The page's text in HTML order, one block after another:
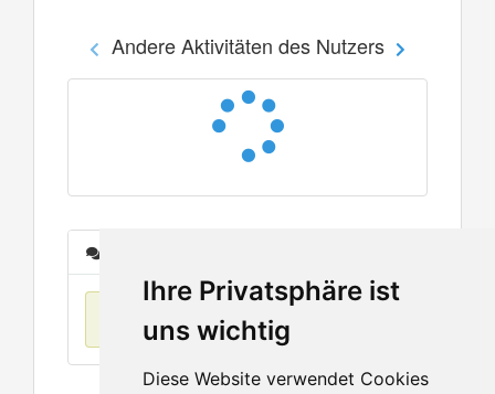
Ihre Privatsphäre ist
uns wichtig
Diese Website verwendet Cookies
Andere Aktivitäten des Nutzers
Keine Einträge